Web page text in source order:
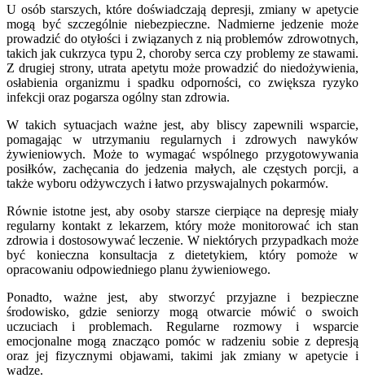
U osób starszych, które doświadczają depresji, zmiany w apetycie
mogą być szczególnie niebezpieczne. Nadmierne jedzenie może
prowadzić do otyłości i związanych z nią problemów zdrowotnych,
takich jak cukrzyca typu 2, choroby serca czy problemy ze stawami.
Z drugiej strony, utrata apetytu może prowadzić do niedożywienia,
osłabienia organizmu i spadku odporności, co zwiększa ryzyko
infekcji oraz pogarsza ogólny stan zdrowia.
W takich sytuacjach ważne jest, aby bliscy zapewnili wsparcie,
pomagając w utrzymaniu regularnych i zdrowych nawyków
żywieniowych. Może to wymagać wspólnego przygotowywania
posiłków, zachęcania do jedzenia małych, ale częstych porcji, a
także wyboru odżywczych i łatwo przyswajalnych pokarmów.
Równie istotne jest, aby osoby starsze cierpiące na depresję miały
regularny kontakt z lekarzem, który może monitorować ich stan
zdrowia i dostosowywać leczenie. W niektórych przypadkach może
być konieczna konsultacja z dietetykiem, który pomoże w
opracowaniu odpowiedniego planu żywieniowego.
Ponadto, ważne jest, aby stworzyć przyjazne i bezpieczne
środowisko, gdzie seniorzy mogą otwarcie mówić o swoich
uczuciach i problemach. Regularne rozmowy i wsparcie
emocjonalne mogą znacząco pomóc w radzeniu sobie z depresją
oraz jej fizycznymi objawami, takimi jak zmiany w apetycie i
wadze.